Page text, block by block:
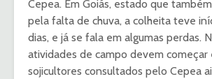
Cepea. Em Goiás, estado que
pela falta de chuva, a colheita teve
dias, e já se fala em algumas perdas.
atividades de campo devem começar
sojicultores consultados pelo Cepea